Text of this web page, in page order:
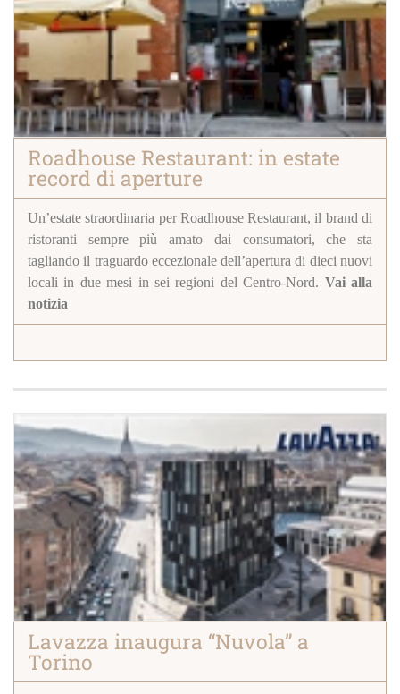
Roadhouse Restaurant: in estate
record di aperture
Un’estate straordinaria perRoadhouse Restaurant, il brand di
ristoranti sempre più amato dai consumatori, che sta
tagliando il traguardo eccezionale dell’apertura di dieci nuovi
locali in due mesi in sei regioni del Centro-Nord. Vai alla
notizia
Lavazza inaugura “Nuvola” a
Torino